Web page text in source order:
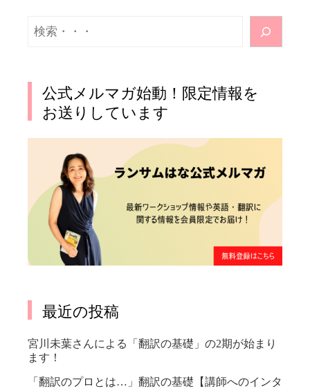
索
公式メルマガ始動！限定情報を
お送りしています
最近の投稿
宮川未葉さんによる「翻訳の基礎」の2期が始まり
ます！
「翻訳のプロとは…」翻訳の基礎【講師へのインタ